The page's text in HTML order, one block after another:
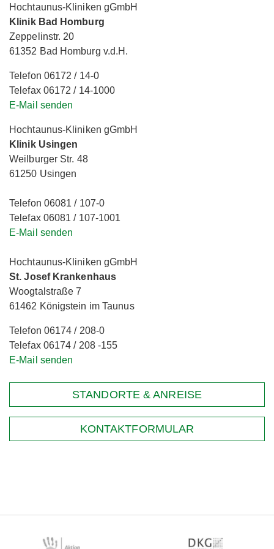
Hochtaunus-Kliniken gGmbH
Klinik Bad Homburg
Zeppelinstr. 20
61352 Bad Homburg v.d.H.
Telefon 06172 / 14-0
Telefax 06172 / 14-1000
E-Mail senden
Hochtaunus-Kliniken gGmbH
Klinik Usingen
Weilburger Str. 48
61250 Usingen
Telefon 06081 / 107-0
Telefax 06081 / 107-1001
E-Mail senden
Hochtaunus-Kliniken gGmbH
St. Josef Krankenhaus
Woogtalstraße 7
61462 Königstein im Taunus
Telefon 06174 / 208-0
Telefax 06174 / 208 -155
E-Mail senden
STANDORTE & ANREISE
KONTAKTFORMULAR